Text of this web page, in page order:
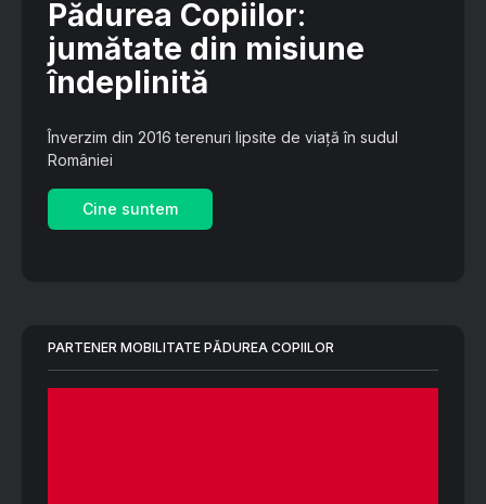
Pădurea Copiilor:
jumătate din misiune
îndeplinită
Înverzim din 2016 terenuri lipsite de viață în sudul
României
Cine suntem
PARTENER MOBILITATE PĂDUREA COPIILOR